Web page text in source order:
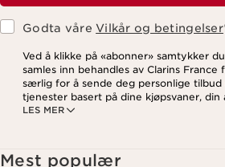
Godta våreVilkår og betingelser
LES MER
Ved å klikke på «abonner» samtykker
samles inn behandles av Clarins France
særlig for å sende deg personlige
tjenester basert på dine kjøpsvaner,
interesser, inkludert visning på sosiale
avmeldingslenken i hvert nyhetsbrev.
Mest populær